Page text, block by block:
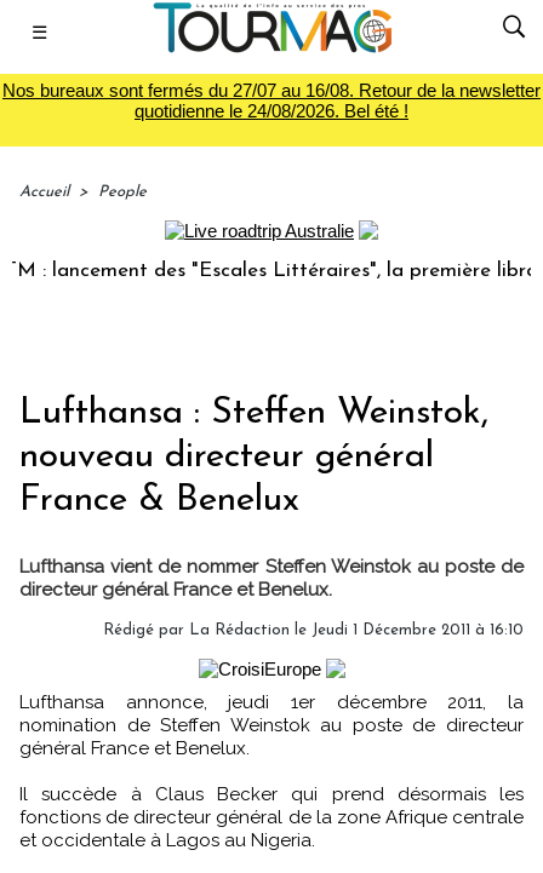
☰
Nos bureaux sont fermés du 27/07 au 16/08. Retour de la newsletter
quotidienne le 24/08/2026. Bel été !
Accueil > People
: lancement des "Escales Littéraires", la première librairie
Lufthansa : Steffen Weinstok,
nouveau directeur général
France & Benelux
Lufthansa vient de nommer Steffen Weinstok au poste de
directeur général France et Benelux.
Rédigé par La Rédaction le Jeudi 1 Décembre 2011 à 16:10
Lufthansa annonce, jeudi 1er décembre 2011, la
nomination de Steffen Weinstok au poste de directeur
général France et Benelux.
Il succède à Claus Becker qui prend désormais les
fonctions de directeur général de la zone Afrique centrale
et occidentale à Lagos au Nigeria.